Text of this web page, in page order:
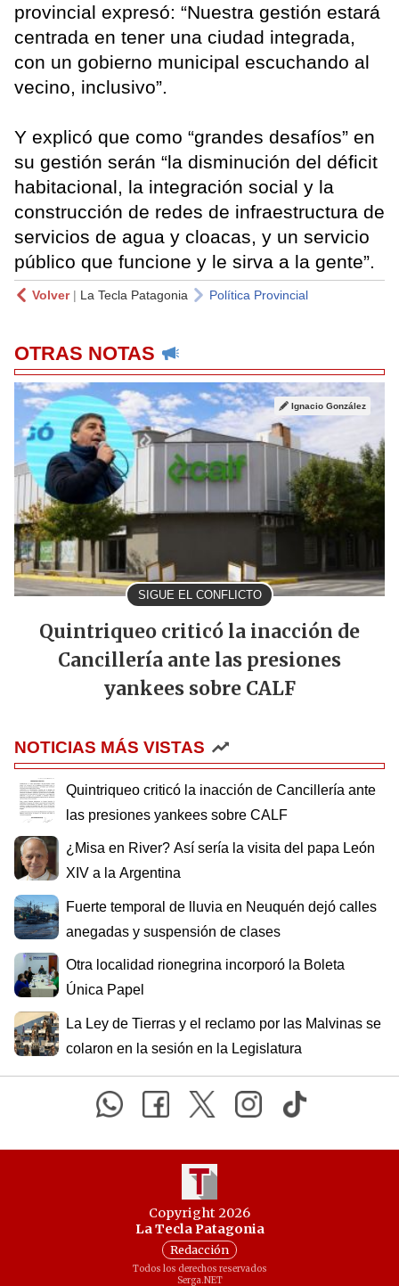
provincial expresó: “Nuestra gestión estará
centrada en tener una ciudad integrada,
con un gobierno municipal escuchando al
vecino, inclusivo”.
Y explicó que como “grandes desafíos” en
su gestión serán “la disminución del déficit
habitacional, la integración social y la
construcción de redes de infraestructura de
servicios de agua y cloacas, y un servicio
público que funcione y le sirva a la gente”.
Volver| La Tecla Patagonia Política Provincial
OTRAS NOTAS
SIGUE EL CONFLICTO
Ignacio González
Quintriqueo criticó la inacción de
Cancillería ante las presiones
yankees sobre CALF
NOTICIAS MÁS VISTAS
Quintriqueo criticó la inacción de Cancillería ante
las presiones yankees sobre CALF
¿Misa en River? Así sería la visita del papa León
XIV a la Argentina
Fuerte temporal de lluvia en Neuquén dejó calles
anegadas y suspensión de clases
Otra localidad rionegrina incorporó la Boleta
Única Papel
La Ley de Tierras y el reclamo por las Malvinas se
colaron en la sesión en la Legislatura
Copyright 2026
La Tecla Patagonia
Redacción
Todos los derechos reservados
Serga.NET